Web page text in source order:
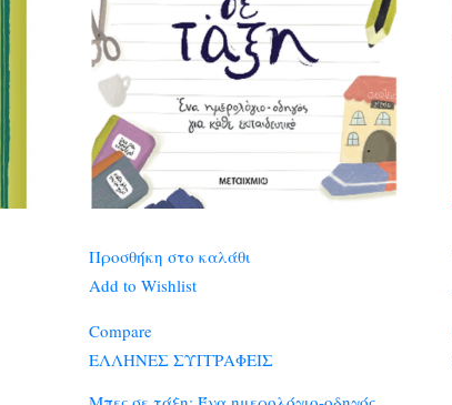
Προσθήκη στο καλάθι
Add to Wishlist
Compare
ΕΛΛΗΝΕΣ ΣΥΓΓΡΑΦΕΙΣ